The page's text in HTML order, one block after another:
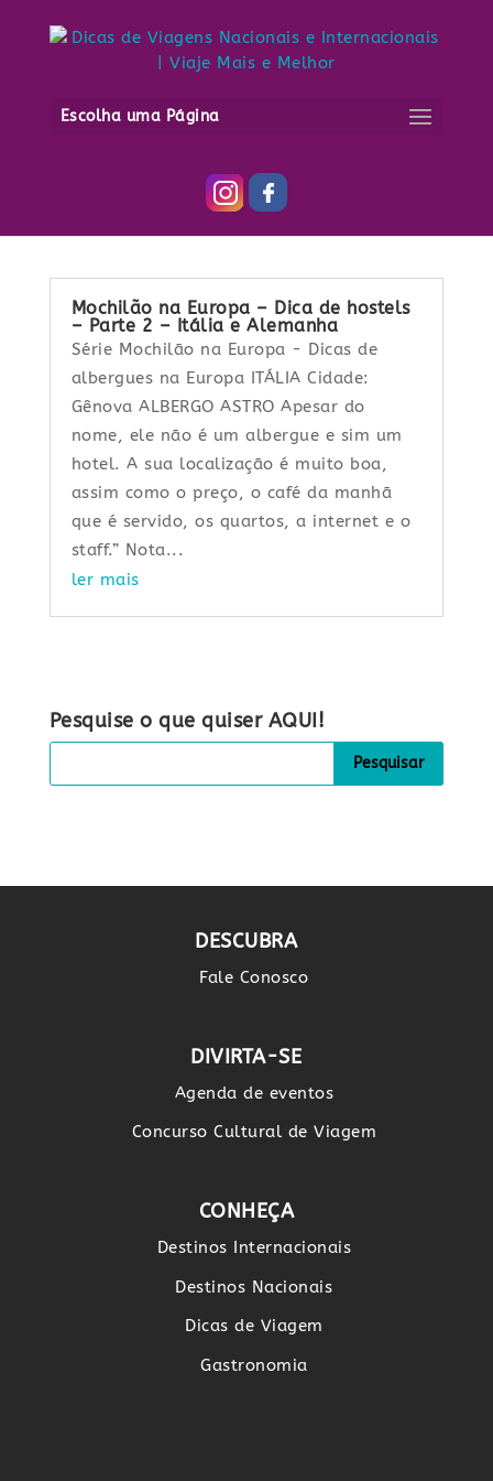
Escolha uma Página
Itália – Roma
Mochilão na Europa – Dica de hostels
– Parte 2 – Itália e Alemanha
Série Mochilão na Europa - Dicas de
albergues na Europa ITÁLIA Cidade:
Gênova ALBERGO ASTRO Apesar do
nome, ele não é um albergue e sim um
hotel. A sua localização é muito boa,
assim como o preço, o café da manhã
que é servido, os quartos, a internet e o
staff.” Nota...
ler mais
Pesquise o que quiser AQUI!
DESCUBRA
Fale Conosco
DIVIRTA-SE
Agenda de eventos
Concurso Cultural de Viagem
CONHEÇA
Destinos Internacionais
Destinos Nacionais
Dicas de Viagem
Gastronomia